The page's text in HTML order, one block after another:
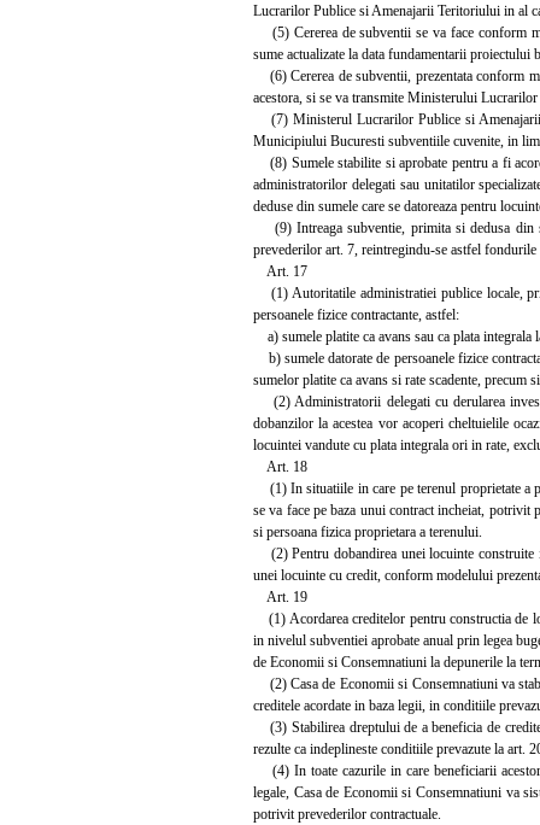
Lucrarilor Publice si Amenajarii Teritoriului in al
(5) Cererea de subventii se va face conform
sume actualizate la data fundamentarii
(6) Cererea de subventii, prezentata conform
acestora, si se va transmite Ministerului
(7) Ministerul Lucrarilor Publice si Amenajarii
Municipiului Bucuresti subventiile cuvenite, in
(8) Sumele stabilite si aprobate pentru a fi
administratorilor delegati sau unitatilor
deduse din sumele care se datoreaza pentru
(9) Intreaga subventie, primita si dedusa din
prevederilor art. 7, reintregindu-se astfel
Art. 17
(1) Autoritatile administratiei publice locale,
persoanele fizice contractante, astfel:
a) sumele platite ca avans sau ca plata
b) sumele datorate de persoanele fizice
sumelor platite ca avans si rate scadente, precum
(2) Administratorii delegati cu derularea
dobanzilor la acestea vor acoperi cheltuielile
locuintei vandute cu plata integrala ori in rate,
Art. 18
(1) In situatiile in care pe terenul proprietate a
se va face pe baza unui contract incheiat,
si persoana fizica proprietara a terenului.
(2) Pentru dobandirea unei locuinte construite
unei locuinte cu credit, conform modelului
Art. 19
(1) Acordarea creditelor pentru constructia de
in nivelul subventiei aprobate anual prin legea
de Economii si Consemnatiuni la depunerile la
(2) Casa de Economii si Consemnatiuni va
creditele acordate in baza legii, in conditiile
(3) Stabilirea dreptului de a beneficia de
rezulte ca indeplineste conditiile prevazute la art.
(4) In toate cazurile in care beneficiarii
legale, Casa de Economii si Consemnatiuni va
potrivit prevederilor contractuale.